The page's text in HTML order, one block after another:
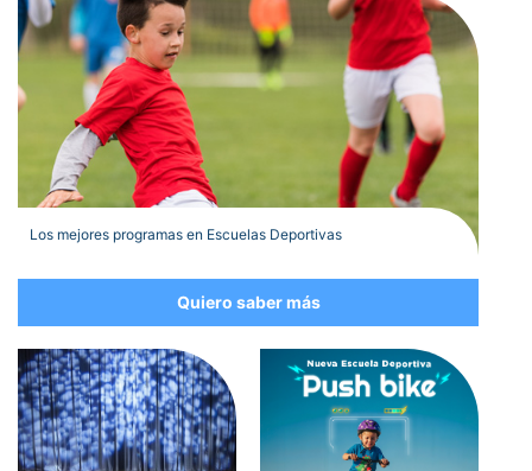
Los mejores programas en Escuelas Deportivas
Quiero saber más